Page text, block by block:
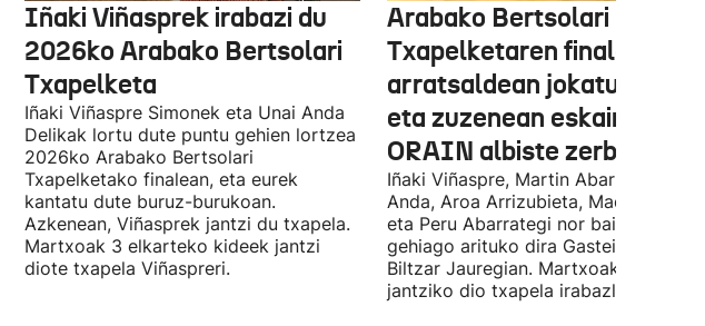
Iñaki Viñasprek irabazi du
2026ko Arabako Bertsolari
Txapelketa
Iñaki Viñaspre Simonek eta Unai Anda
Delikak lortu dute puntu gehien lortzea
2026ko Arabako Bertsolari
Txapelketako finalean, eta eurek
kantatu dute buruz-burukoan.
Azkenean, Viñasprek jantzi du txapela.
Martxoak 3 elkarteko kideek jantzi
diote txapela Viñaspreri.
Arabako Bertsolari
Txapelketaren finala gaur
arratsaldean jokatuko da
eta zuzenean eskainiko du
ORAIN albiste zerbitzuak
Iñaki Viñaspre, Martin Abarrategi,
Anda, Aroa Arrizubieta, Maddi Agirre
eta Peru Abarrategi nor baino nor
gehiago arituko dira Gasteizen,
Biltzar Jauregian. Martxoak 3
jantziko dio txapela irabazleari.